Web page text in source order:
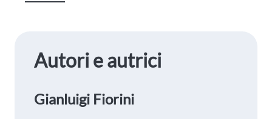
Autori e autrici
Gianluigi Fiorini